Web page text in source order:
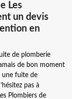
Les
un devis
en
de plomberie
de bon moment
une fuite de
pas à
Plombiers de